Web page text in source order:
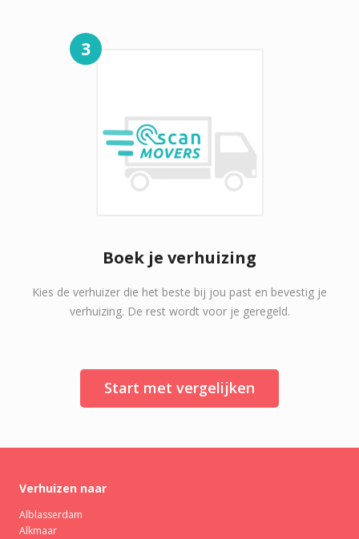
3
Boek je verhuizing
Kies de verhuizer die het beste bij jou past en bevestig je
verhuizing. De rest wordt voor je geregeld.
Start met vergelijken
Verhuizen naar
Alblasserdam
Alkmaar